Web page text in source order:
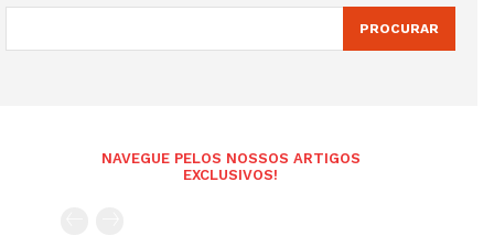
PROCURAR
NAVEGUE PELOS NOSSOS ARTIGOS
EXCLUSIVOS!